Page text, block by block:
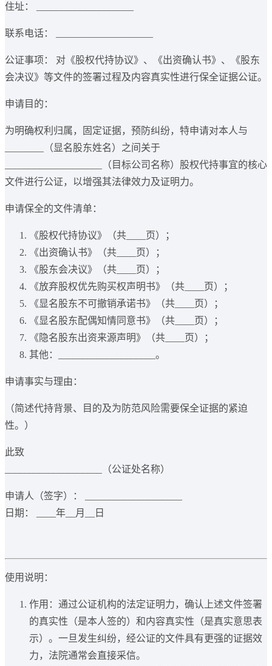
住址： ____________________
联系电话： ____________________
公证事项： 对《股权代持协议》、《出资确认书》、《股东
会决议》等文件的签署过程及内容真实性进行保全证据公证。
申请目的：
为明确权利归属，固定证据，预防纠纷，特申请对本人与
________（显名股东姓名）之间关于
____________________（目标公司名称）股权代持事宜的核心
文件进行公证，以增强其法律效力及证明力。
申请保全的文件清单：
《股权代持协议》（共____页）；
《出资确认书》（共____页）；
《股东会决议》（共____页）；
《放弃股权优先购买权声明书》（共____页）；
《显名股东不可撤销承诺书》（共____页）；
《显名股东配偶知情同意书》（共____页）；
《隐名股东出资来源声明》（共____页）；
其他：____________________。
申请事实与理由：
（简述代持背景、目的及为防范风险需要保全证据的紧迫
性。）
此致
____________________（公证处名称）
申请人（签字）： ____________________
日期： ____年__月__日
使用说明：
作用：通过公证机构的法定证明力，确认上述文件签署
的真实性（是本人签的）和内容真实性（是真实意思表
示）。一旦发生纠纷，经公证的文件具有更强的证据效
力，法院通常会直接采信。